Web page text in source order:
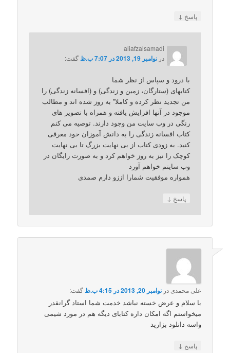
پاسخ ↓
aliafzalsamadi
درنوامبر 19, 2013 در 7:07 ب.ظ گفت:
با درود و سپاس از نظر شما
کتابهای (ستارگان، زمین و زندگی) و (افسانه زندگی) را
من تجدید نظر کرده و کاملا” به روز شده اند و مطالب
موجود در آنها افزایش یافته و همراه با تصویر های
رنگی در وب سایت من وجود دارند. توصیه می کنم
کتاب افسانه زندگی را به دانش آموزان خود معرفی
کنید. به زودی کتاب از بی نهایت بزرگ تا بی نهایت
کوچک را نیز به روز خواهم کرد و به صورت رایگان در
وب سایتم خواهم آورد
همواره موفقیت شمارا اززو دارم صمدی
پاسخ ↓
علی محمدی درنوامبر 20, 2013 در 4:15 ب.ظ گفت:
با سلام و عرض خسته نباشد خدمت شما استاد گرانقدر
میخواستم اگه امکان داره کتابای دیگه هم در مورد شیمی
واسه دانلود بزارید
پاسخ ↓